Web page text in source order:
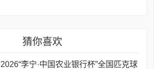
猜你喜欢
2026“李宁·中国农业银行杯”全国匹克球